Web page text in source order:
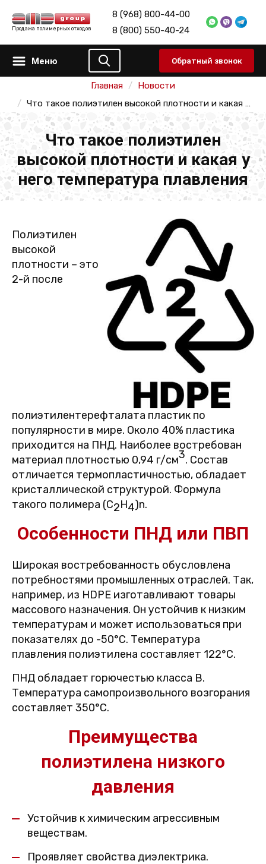
Продажа полимерных отходов
8 (968) 800-44-00
8 (800) 550-40-24
Меню Обратный звонок
Главная
Новости
Что такое полиэтилен высокой плотности и какая у него температура плавления
Что такое полиэтилен
высокой плотности и какая у
него температура плавления
Полиэтилен
высокой
плотности – это
2-й после
полиэтилентерефталата пластик по
популярности в мире. Около 40% пластика
приходится на ПНД. Наиболее востребован
материал плотностью 0,94 г/см3. Состав
отличается термопластичностью, обладает
кристаллической структурой. Формула
такого полимера (C2H4)n.
Особенности ПНД или ПВП
Широкая востребованность обусловлена
потребностями промышленных отраслей. Так,
например, из HDPE изготавливают товары
массового назначения. Он устойчив к низким
температурам и может использоваться при
показателях до -50°С. Температура
плавления полиэтилена составляет 122°С.
ПНД обладает горючестью класса B.
Температура самопроизвольного возгорания
составляет 350°С.
Преимущества
полиэтилена низкого
давления
Устойчив к химическим агрессивным
веществам.
Проявляет свойства диэлектрика.